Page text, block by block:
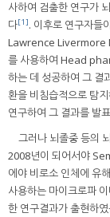
사하여 검출한 연구가
다[1]. 이후로 연구자들
Lawrence Livermore
를 사용하여 Head
하는 데 성공하여 그 결
환을 비침습적으로 탐
연구하여 그 결과를 발
그러나 뇌졸중 등의
2008년이 되어서야
에야 비로소 인체에 유
사용하는 마이크로파
한 연구결과가 출현하